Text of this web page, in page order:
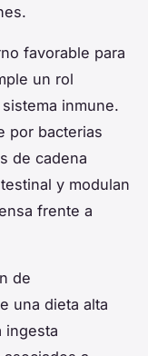
favorable para
un rol
inmune.
por bacterias
de cadena
y modulan
frente a
de
una dieta alta
ingesta